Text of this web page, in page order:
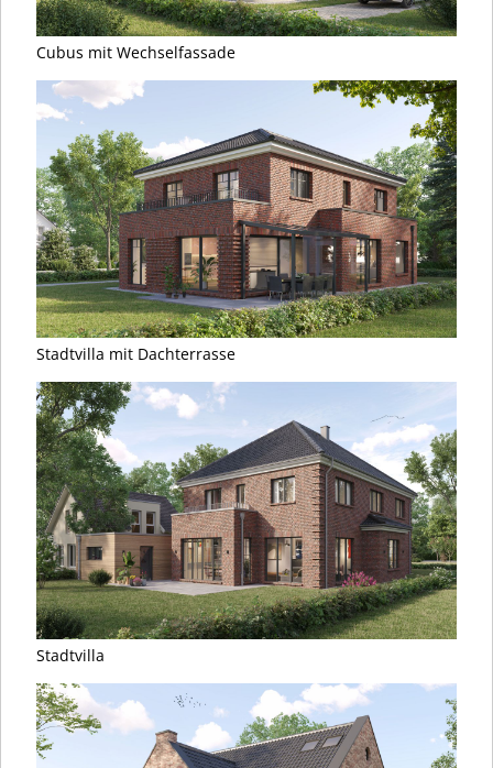
Cubus mit Wechselfassade
Stadtvilla mit Dachterrasse
Stadtvilla